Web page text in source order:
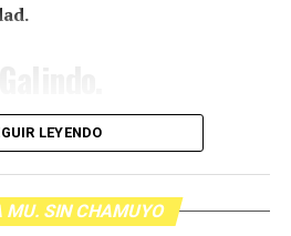
LEYENDO
MU. SIN CHAMUYO